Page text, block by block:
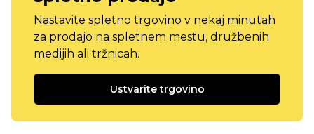
Nastavite spletno trgovino v nekaj minutah
za prodajo na spletnem mestu, družbenih
medijih ali tržnicah.
Ustvarite trgovino